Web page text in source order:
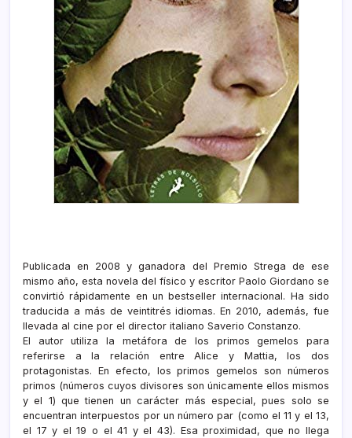
Publicada en 2008 y ganadora del Premio Strega de ese
mismo año, esta novela del físico y escritor Paolo Giordano se
convirtió rápidamente en un bestseller internacional. Ha sido
traducida a más de veintitrés idiomas. En 2010, además, fue
llevada al cine por el director italiano Saverio Constanzo.
El autor utiliza la metáfora de los primos gemelos para
referirse a la relación entre Alice y Mattia, los dos
protagonistas. En efecto, los primos gemelos son números
primos (números cuyos divisores son únicamente ellos mismos
y el 1) que tienen un carácter más especial, pues solo se
encuentran interpuestos por un número par (como el 11 y el 13,
el 17 y el 19 o el 41 y el 43). Esa proximidad, que no llega